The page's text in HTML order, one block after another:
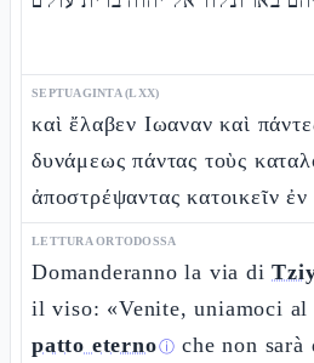
SEPTUAGINTA (LXX)
καὶ ἔλαβεν Ιωαναν καὶ
δυνάμεως πάντας τοὺς
ἀποστρέψαντας κατοικεῖν
LETTURA ORTODOSSA
Domanderanno la via di
il viso: «Venite, uniamoci al
patto eternoⓘ che non sarà